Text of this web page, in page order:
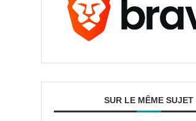
SUR LE MÊME SUJET